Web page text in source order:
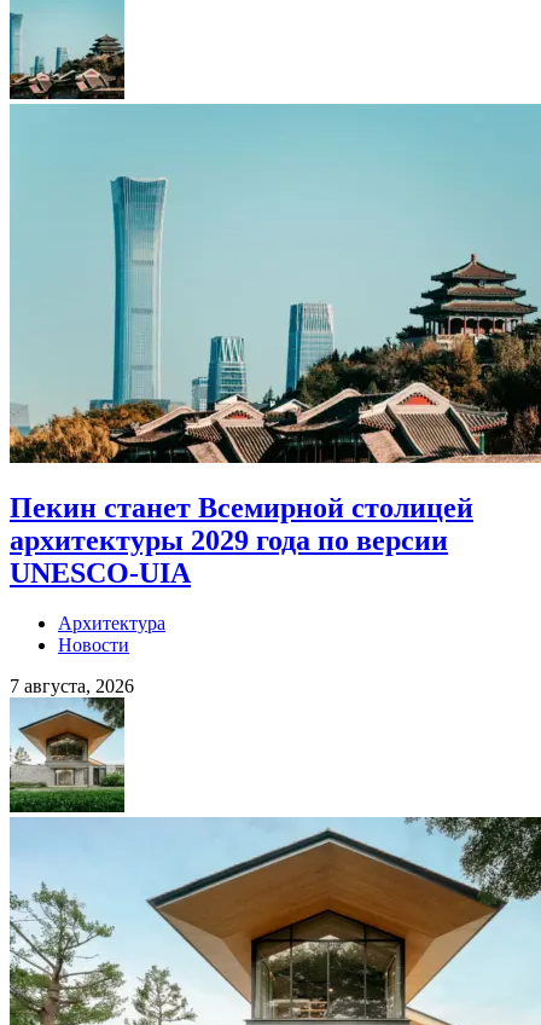
Пекин станет Всемирной столицей
архитектуры 2029 года по версии
UNESCO-UIA
Архитектура
Новости
7 августа, 2026